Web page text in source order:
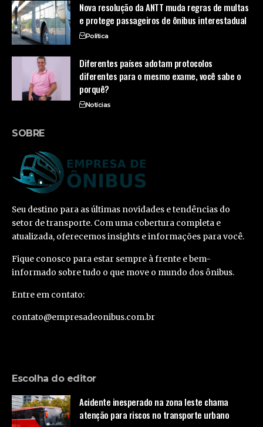
Nova resolução da ANTT muda regras de multas
e protege passageiros de ônibus interestadual
Política
Diferentes países adotam protocolos
diferentes para o mesmo exame, você sabe o
porquê?
Notícias
SOBRE
Seu destino para as últimas novidades e tendências do
setor de transporte. Com uma cobertura completa e
atualizada, oferecemos insights e informações para você.
Fique conosco para estar sempre à frente e bem-
informado sobre tudo o que move o mundo dos ônibus.
Entre em contato:
contato@empresadeonibus.com.br
Escolha do editor
Acidente inesperado na zona leste chama
atenção para riscos no transporte urbano